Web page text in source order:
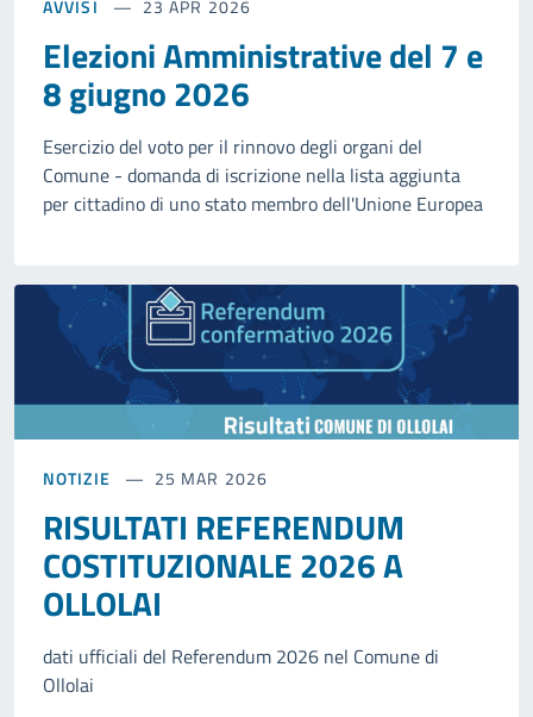
AVVISI 23 APR 2026
Elezioni Amministrative del 7 e
8 giugno 2026
Esercizio del voto per il rinnovo degli organi del
Comune - domanda di iscrizione nella lista aggiunta
per cittadino di uno stato membro dell'Unione Europea
NOTIZIE 25 MAR 2026
RISULTATI REFERENDUM
COSTITUZIONALE 2026 A
OLLOLAI
dati ufficiali del Referendum 2026 nel Comune di
Ollolai